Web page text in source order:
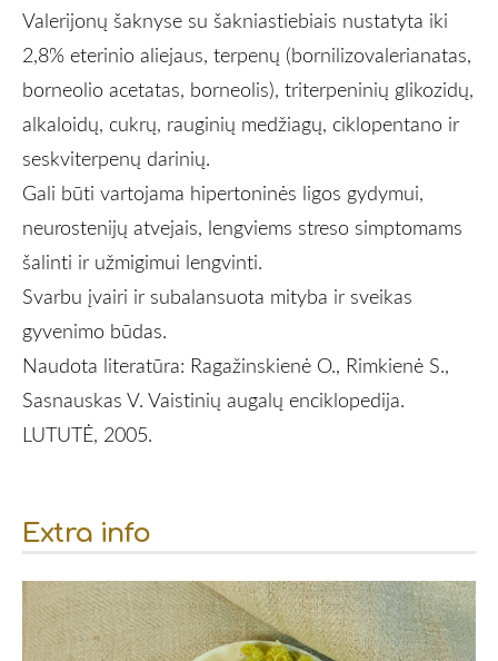
Extra info
Valerijonų šaknyse su šakniastiebiais nustatyta iki
2,8% eterinio aliejaus, terpenų (bornilizovalerianatas,
borneolio acetatas, borneolis), triterpeninių glikozidų,
alkaloidų, cukrų, rauginių medžiagų, ciklopentano ir
seskviterpenų darinių.
Gali būti vartojama hipertoninės ligos gydymui,
neurostenijų atvejais, lengviems streso simptomams
šalinti ir užmigimui lengvinti.
Svarbu įvairi ir subalansuota mityba ir sveikas
gyvenimo būdas.
Naudota literatūra: Ragažinskienė O., Rimkienė S.,
Sasnauskas V. Vaistinių augalų enciklopedija.
LUTUTĖ, 2005.